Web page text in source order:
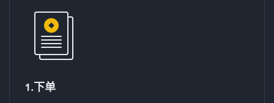
1.下单